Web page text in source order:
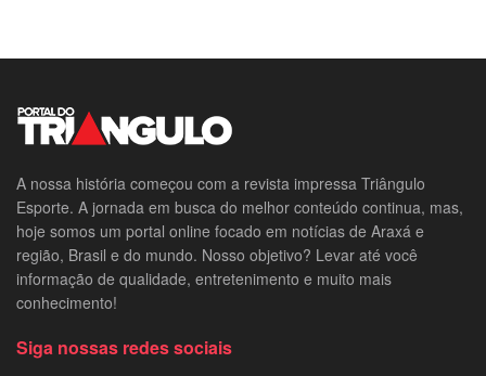
A nossa história começou com a revista impressa Triângulo
Esporte. A jornada em busca do melhor conteúdo continua, mas,
hoje somos um portal online focado em notícias de Araxá e
região, Brasil e do mundo. Nosso objetivo? Levar até você
informação de qualidade, entretenimento e muito mais
conhecimento!
Siga nossas redes sociais